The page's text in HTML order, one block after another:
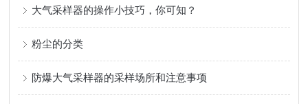
大气采样器的操作小技巧，你可知？
粉尘的分类
防爆大气采样器的采样场所和注意事项